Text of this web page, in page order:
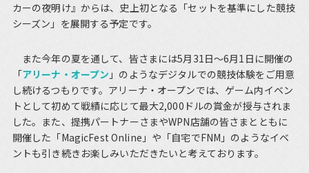
カーの夜明け』からは、史上初となる「セットを基準にした競技
シーズン」を展開する予定です。
また今年の夏を通して、皆さまには5月31日～6月1日に開催の
「アリーナ・オープン 」のようなデジタルでの競技体験をご用意
し続けるつもりです。アリーナ・オープンでは、ゲーム内イベン
トとして初めて戦績に応じて最大2,000ドルの賞金が授与されま
した。また、提携パートナーさまやWPN店舗の皆さまとともに
開催した「MagicFest Online」や「自宅でFNM」のようなイベ
ントも引き続きお楽しみいただきたいと考えております。